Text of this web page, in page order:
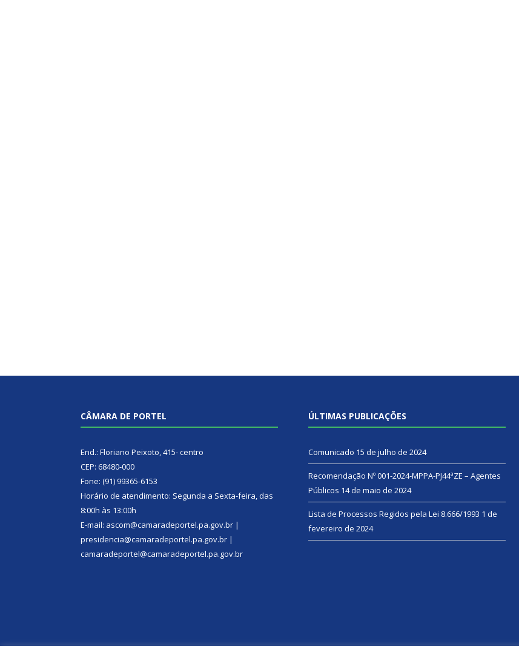
CÂMARA DE PORTEL
End.: Floriano Peixoto, 415- centro
CEP: 68480-000
Fone: (91) 99365-6153
Horário de atendimento: Segunda a Sexta-feira, das
8:00h às 13:00h
E-mail: ascom@camaradeportel.pa.gov.br |
presidencia@camaradeportel.pa.gov.br |
camaradeportel@camaradeportel.pa.gov.br
ÚLTIMAS PUBLICAÇÕES
Comunicado 15 de julho de 2024
Recomendação Nº 001-2024-MPPA-PJ44ªZE – Agentes
Públicos 14 de maio de 2024
Lista de Processos Regidos pela Lei 8.666/1993 1 de
fevereiro de 2024